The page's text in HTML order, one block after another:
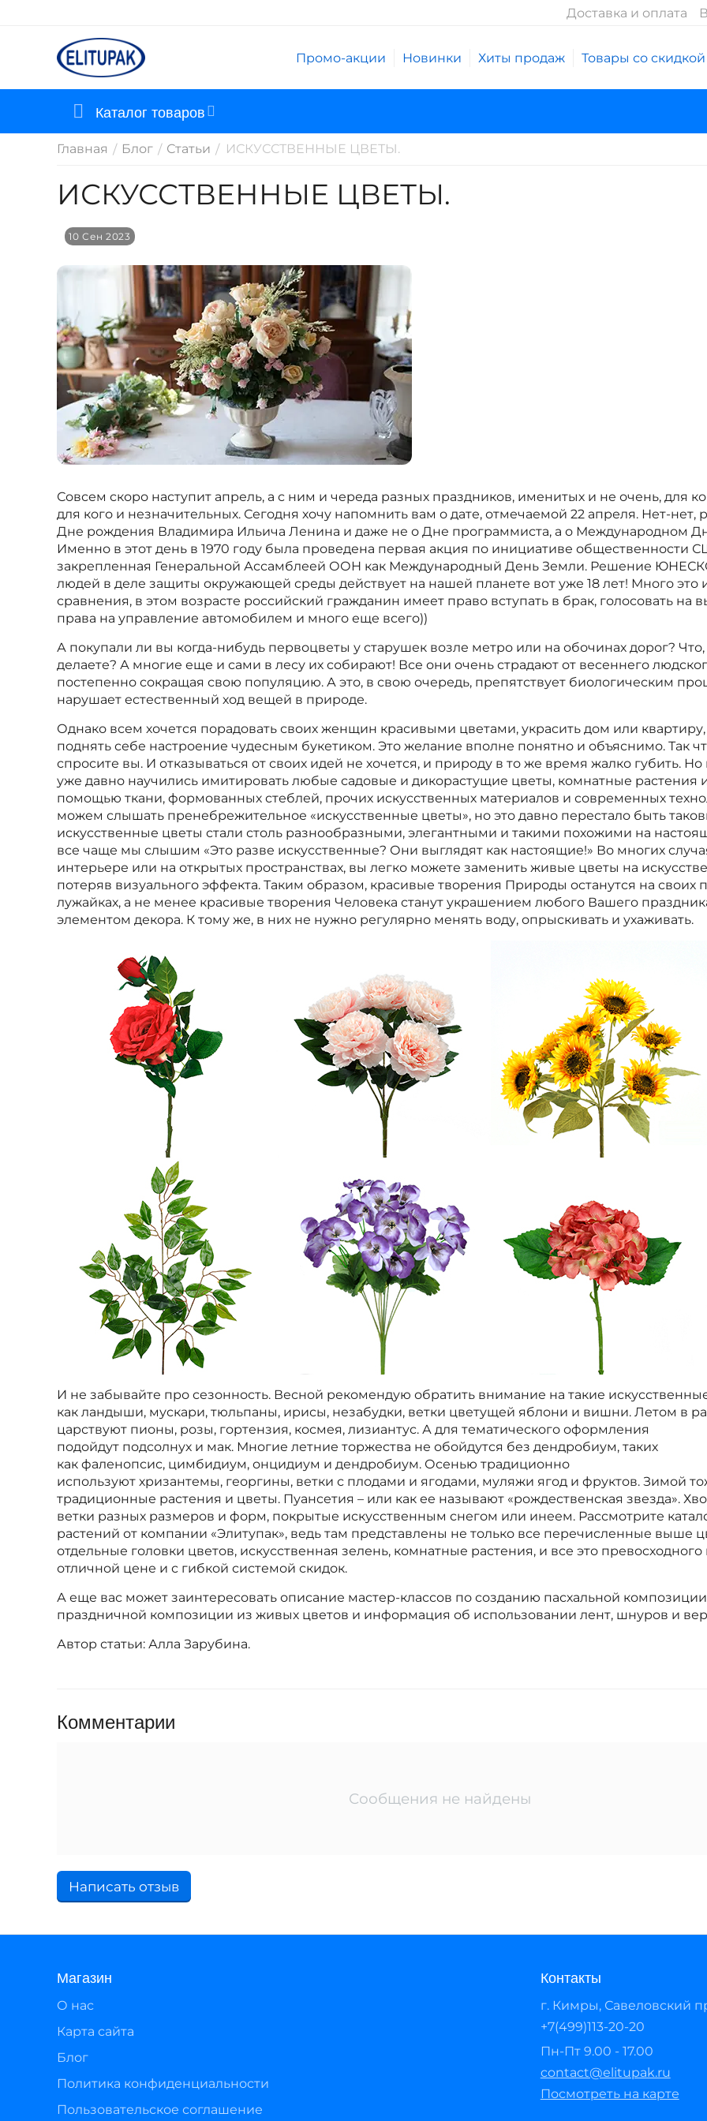
Доставка и оплата
Промо-акции Новинки Хиты продаж Товары со скидкой
Каталог товаров
Главная / Блог / Статьи / ИСКУССТВЕННЫЕ ЦВЕТЫ.
ИСКУССТВЕННЫЕ ЦВЕТЫ.
10 Сен 2023
Совсем скоро наступит апрель, а с ним и череда разных праздников, именитых и не очень, для
для кого и незначительных. Сегодня хочу напомнить вам о дате, отмечаемой 22 апреля. Нет-нет,
Дне рождения Владимира Ильича Ленина и даже не о Дне программиста, а о Международном
Именно в этот день в 1970 году была проведена первая акция по инициативе общественности
закрепленная Генеральной Ассамблеей ООН как Международный День Земли. Решение
людей в деле защиты окружающей среды действует на нашей планете вот уже 18 лет! Много это
сравнения, в этом возрасте российский гражданин имеет право вступать в брак, голосовать на
права на управление автомобилем и много еще всего))
А покупали ли вы когда-нибудь первоцветы у старушек возле метро или на обочинах дорог? Что,
делаете? А многие еще и сами в лесу их собирают! Все они очень страдают от весеннего
постепенно сокращая свою популяцию. А это, в свою очередь, препятствует биологическим
нарушает естественный ход вещей в природе.
Однако всем хочется порадовать своих женщин красивыми цветами, украсить дом или
поднять себе настроение чудесным букетиком. Это желание вполне понятно и объяснимо. Так
спросите вы. И отказываться от своих идей не хочется, и природу в то же время жалко губить.
уже давно научились имитировать любые садовые и дикорастущие цветы, комнатные растения
помощью ткани, формованных стеблей, прочих искусственных материалов и современных
можем слышать пренебрежительное «искусственные цветы», но это давно перестало быть
искусственные цветы стали столь разнообразными, элегантными и такими похожими на
все чаще мы слышим «Это разве искусственные? Они выглядят как настоящие!» Во многих
интерьере или на открытых пространствах, вы легко можете заменить живые цветы на
потеряв визуального эффекта. Таким образом, красивые творения Природы останутся на своих
лужайках, а не менее красивые творения Человека станут украшением любого Вашего
элементом декора. К тому же, в них не нужно регулярно менять воду, опрыскивать и ухаживать.
И не забывайте про сезонность. Весной рекомендую обратить внимание на такие
как ландыши, мускари, тюльпаны, ирисы, незабудки, ветки цветущей яблони и вишни. Летом в
царствуют пионы, розы, гортензия, космея, лизиантус. А для тематического оформления
подойдут подсолнух и мак. Многие летние торжества не обойдутся без дендробиум, таких
как фаленопсис, цимбидиум, онцидиум и дендробиум. Осенью традиционно
используют хризантемы, георгины, ветки с плодами и ягодами, муляжи ягод и фруктов. Зимой
традиционные растения и цветы. Пуансетия – или как ее называют «рождественская звезда».
ветки разных размеров и форм, покрытые искусственным снегом или инеем. Рассмотрите
растений от компании «Элитупак», ведь там представлены не только все перечисленные выше
отдельные головки цветов, искусственная зелень, комнатные растения, и все это превосходного
отличной цене и с гибкой системой скидок.
А еще вас может заинтересовать описание мастер-классов по созданию пасхальной
праздничной композиции из живых цветов и информация об использовании лент, шнуров и
Автор статьи: Алла Зарубина.
Комментарии
Сообщения не найдены
Написать отзыв
Магазин
О нас
Карта сайта
Блог
Политика конфиденциальности
Пользовательское соглашение
Контакты
г. Кимры, Савеловский
+7(499)113-20-20
Пн-Пт 9.00 - 17.00
contact@elitupak.ru
Посмотреть на карте